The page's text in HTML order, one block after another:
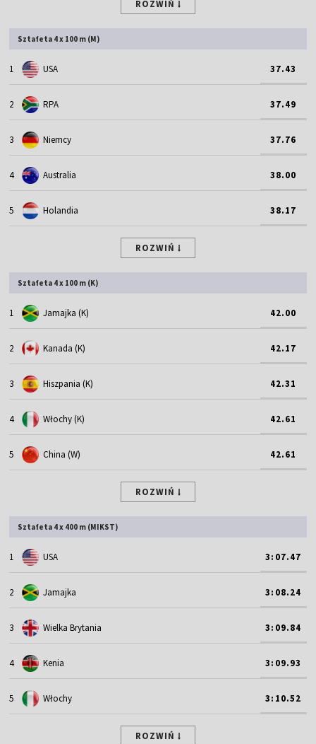
ROZWIŃ
Sztafeta 4 x 100 m (M)
1 USA 37.43
2 RPA 37.49
3 Niemcy 37.76
4 Australia 38.00
5 Holandia 38.17
ROZWIŃ
Sztafeta 4 x 100 m (K)
1 Jamajka (K) 42.00
2 Kanada (K) 42.17
3 Hiszpania (K) 42.31
4 Włochy (K) 42.61
5 China (W) 42.61
ROZWIŃ
Sztafeta 4 x 400 m (MIKST)
1 USA 3:07.47
2 Jamajka 3:08.24
3 Wielka Brytania 3:09.84
4 Kenia 3:09.93
5 Włochy 3:10.52
ROZWIŃ